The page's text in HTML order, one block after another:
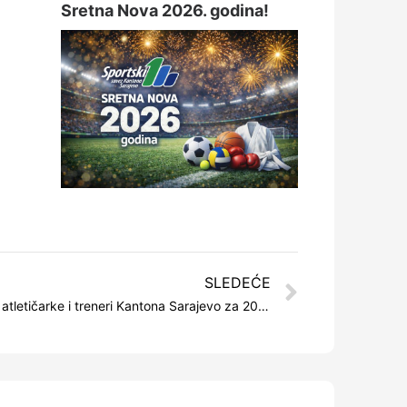
Sretna Nova 2026. godina!
SLEDEĆE
Proglašeni najuspješniji atletičari, atletičarke i treneri Kantona Sarajevo za 2021. godinu